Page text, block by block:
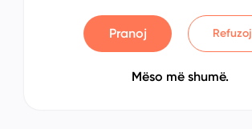
Pranoj Refuzoj
Mëso më shumë.